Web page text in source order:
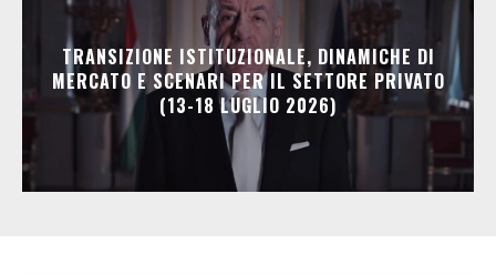
TRANSIZIONE ISTITUZIONALE, DINAMICHE DI
MERCATO E SCENARI PER IL SETTORE PRIVATO
(13-18 LUGLIO 2026)